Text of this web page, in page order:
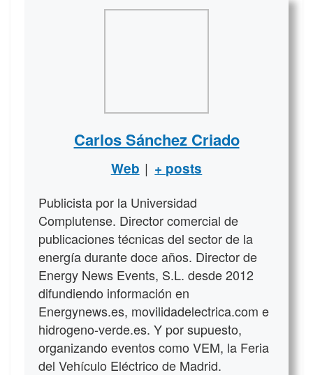
Carlos Sánchez Criado
Web | + posts
Publicista por la Universidad
Complutense. Director comercial de
publicaciones técnicas del sector de la
energía durante doce años. Director de
Energy News Events, S.L. desde 2012
difundiendo información en
Energynews.es, movilidadelectrica.com e
hidrogeno-verde.es. Y por supuesto,
organizando eventos como VEM, la Feria
del Vehículo Eléctrico de Madrid.